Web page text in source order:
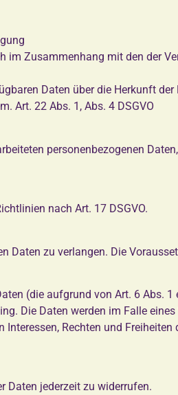
Zusammenhang mit den der
Daten über die Herkunft der
Art. 22 Abs. 1, Abs. 4 DSGVO
personenbezogenen
nach Art. 17 DSGVO.
zu verlangen. Die
(die aufgrund von Art. 6 Abs.
Die Daten werden im Falle
Rechten und
Daten jederzeit zu widerrufen.